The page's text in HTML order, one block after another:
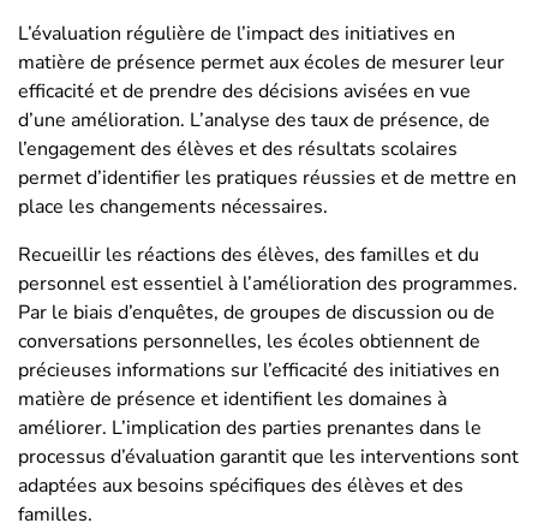
L’évaluation régulière de l’impact des initiatives en
matière de présence permet aux écoles de mesurer leur
efficacité et de prendre des décisions avisées en vue
d’une amélioration. L’analyse des taux de présence, de
l’engagement des élèves et des résultats scolaires
permet d’identifier les pratiques réussies et de mettre en
place les changements nécessaires.
Recueillir les réactions des élèves, des familles et du
personnel est essentiel à l’amélioration des programmes.
Par le biais d’enquêtes, de groupes de discussion ou de
conversations personnelles, les écoles obtiennent de
précieuses informations sur l’efficacité des initiatives en
matière de présence et identifient les domaines à
améliorer. L’implication des parties prenantes dans le
processus d’évaluation garantit que les interventions sont
adaptées aux besoins spécifiques des élèves et des
familles.